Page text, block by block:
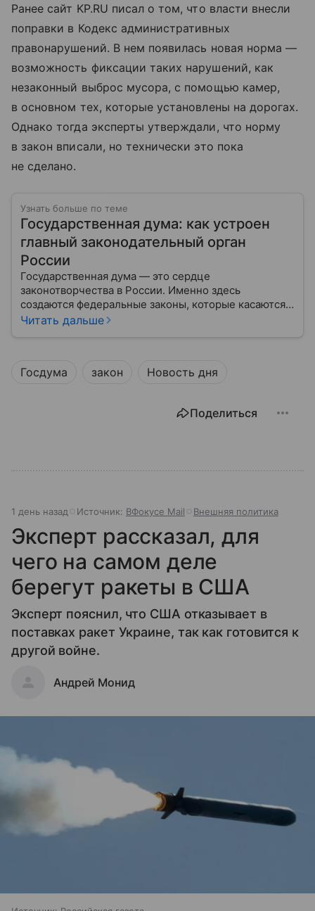
Ранее сайт KP.RU писал о том, что власти внесли
поправки в Кодекс административных
правонарушений. В нем появилась новая норма —
возможность фиксации таких нарушений, как
незаконный выброс мусора, с помощью камер,
в основном тех, которые установлены на дорогах.
Однако тогда эксперты утверждали, что норму
в закон вписали, но технически это пока
не сделано.
Узнать больше по теме
Государственная дума: как устроен
главный законодательный орган
России
Государственная дума — это сердце
законотворчества в России. Именно здесь
создаются федеральные законы, которые касаются
жизни каждого гражданина: от образования и
Читать дальше
Госдума закон Новость дня
Поделиться
1 день назад Источник: ВФокусе Mail Внешняя политика
Эксперт рассказал, для
чего на самом деле
берегут ракеты в США
Эксперт пояснил, что США отказывает в
поставках ракет Украине, так как готовится к
другой войне.
Андрей Монид